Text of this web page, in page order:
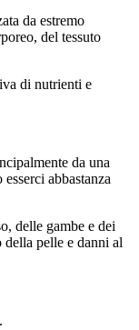
da estremo
del tessuto
di nutrienti e
da una
abbastanza
delle gambe e dei
della pelle e danni al